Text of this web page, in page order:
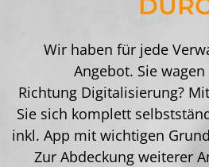
Wir haben für jede
Angebot. Sie
Richtung Digitalisierung?
Sie sich komplett
inkl. App mit wichtigen
Zur Abdeckung weiterer